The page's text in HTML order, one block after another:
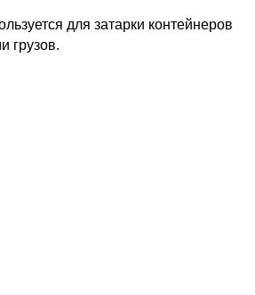
для затарки контейнеров
грузов.